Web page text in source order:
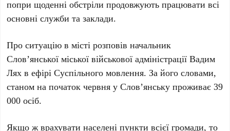
попри щоденні обстріли продовжують працювати всі
основні служби та заклади.
Про ситуацію в місті розповів начальник
Слов’янської міської військової адміністрації Вадим
Лях в ефіріСуспільного мовлення. За його словами,
станом напочаток червня у Слов’янську проживає39
000 осіб.
Якщо ж врахувати населені пункти всієї громади, то